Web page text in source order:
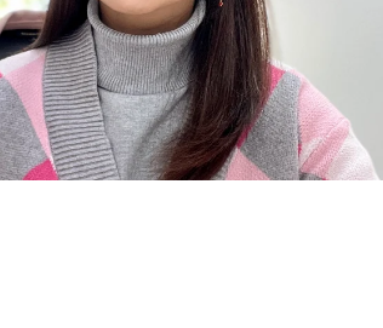
Sheron-
Liang